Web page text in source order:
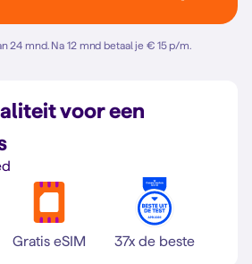
24 mnd. Na 12 mnd betaal je € 15 p/m.
voor een
Gratis eSIM 37x de beste